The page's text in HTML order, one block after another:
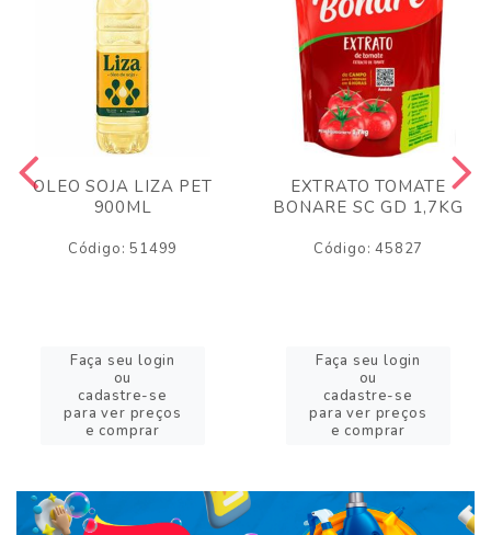
OLEO SOJA LIZA PET
900ML
Código: 51499
Faça seu login
ou
cadastre-se
para ver preços
e comprar
EXTRATO TOMATE
BONARE SC GD 1,7KG
Código: 45827
Faça seu login
ou
cadastre-se
para ver preços
e comprar